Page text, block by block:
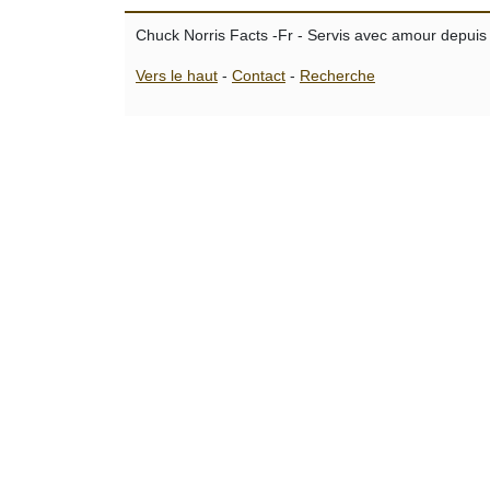
Chuck Norris Facts -Fr - Servis avec amour
Vers le haut - Contact - Recherche